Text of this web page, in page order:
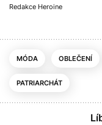
Redakce Heroine
MÓDA OBLEČENÍ
PATRIARCHÁT